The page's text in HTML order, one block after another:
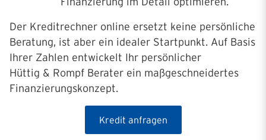
Der Kreditrechner online ersetzt keine persönliche
Beratung, ist aber ein idealer Startpunkt. Auf Basis
Ihrer Zahlen entwickelt Ihr persönlicher
Hüttig & Rompf Berater ein maßgeschneidertes
Finanzierungskonzept.
Kredit anfragen